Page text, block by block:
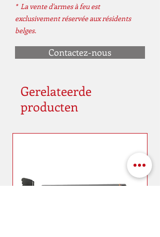
* La vente d'armes à feu est
exclusivement réservée aux résidents
belges.
Contactez-nous
Gerelateerde
producten